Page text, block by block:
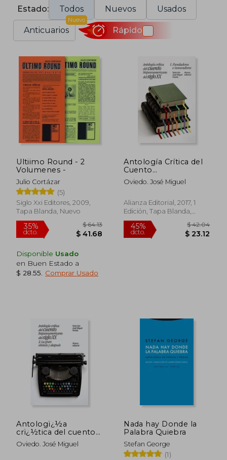
Estado: Todos Nuevos Usados
Anticuarios
Nuevo
Rápido
Ultiimo Round - 2
Volumenes -
Julio Cortázar
(5)
Siglo Xxi Editores, 2009,
Tapa Blanda, Nuevo
Disponible Usado
en Buen Estado a
$ 28.55
Comprar Usado
Antología Crítica del
Cuento
Hispanoamericano
del Siglo XX
Oviedo. José Miguel
Alianza Editorial, 2017, 1
Edición, Tapa Blanda,
Nuevo
Antologï¿½a
crï¿½tica del cuento
hispanoamericano
del siglo XX
Oviedo. José Miguel
Nada hay Donde la
Palabra Quiebra
Stefan George
(1)